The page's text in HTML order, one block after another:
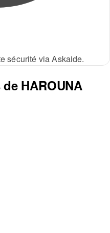
sécurité via Askaide.
HAROUNA